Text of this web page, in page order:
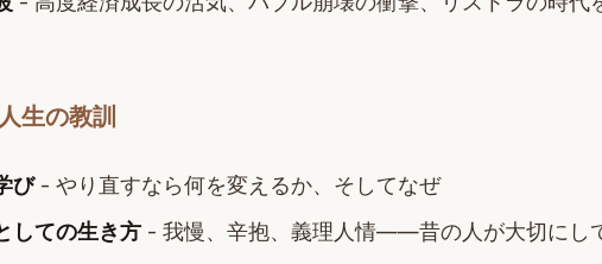
生の教訓
び- やり直すなら何を変えるか、そしてなぜ
しての生き方 - 我慢、辛抱、義理人情——昔の人が大切にし